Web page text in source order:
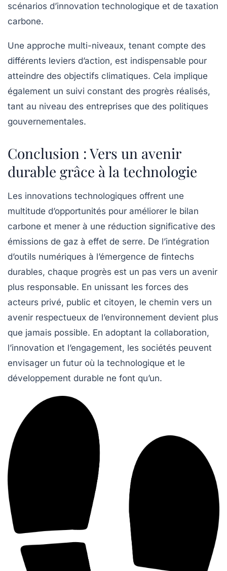
scénarios d’innovation technologique et de taxation
carbone.
Une approche multi-niveaux, tenant compte des
différents leviers d’action, est indispensable pour
atteindre des objectifs climatiques. Cela implique
également un suivi constant des progrès réalisés,
tant au niveau des entreprises que des politiques
gouvernementales.
Conclusion : Vers un avenir
durable grâce à la technologie
Les innovations technologiques offrent une
multitude d’opportunités pour améliorer le bilan
carbone et mener à une réduction significative des
émissions de gaz à effet de serre. De l’intégration
d’outils numériques à l’émergence de fintechs
durables, chaque progrès est un pas vers un avenir
plus responsable. En unissant les forces des
acteurs privé, public et citoyen, le chemin vers un
avenir respectueux de l’environnement devient plus
que jamais possible. En adoptant la collaboration,
l’innovation et l’engagement, les sociétés peuvent
envisager un futur où la technologique et le
développement durable ne font qu’un.